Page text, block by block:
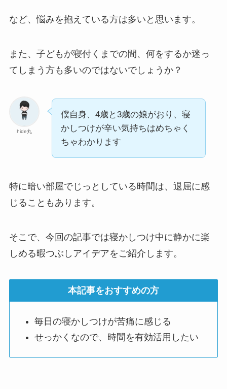
など、悩みを抱えている方は多いと思います。
また、子どもが寝付くまでの間、何をするか迷っ
てしまう方も多いのではないでしょうか？
hide丸
僕自身、4歳と3歳の娘がおり、寝
かしつけが辛い気持ちはめちゃく
ちゃわかります
特に暗い部屋でじっとしている時間は、退屈に感
じることもあります。
そこで、今回の記事では寝かしつけ中に静かに楽
しめる暇つぶしアイデアをご紹介します。
本記事をおすすめの方
毎日の寝かしつけが苦痛に感じる
せっかくなので、時間を有効活用したい